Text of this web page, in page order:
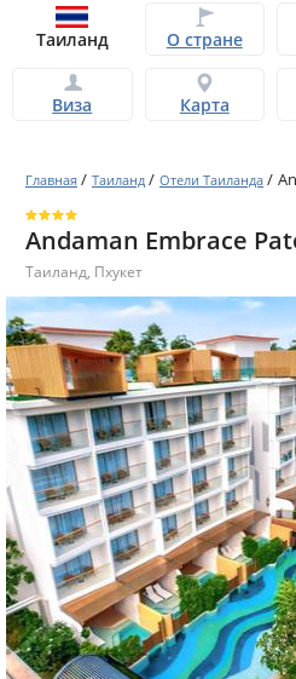
Таиланд О стране
Виза Карта
Главная / Таиланд / Отели Таиланда /
Andaman Embrace
Таиланд, Пхукет